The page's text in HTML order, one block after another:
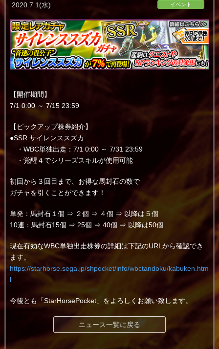
イベント
2020.7.1(水)
【開催期間】
7/1 0:00 ～ 7/15 23:59
【ピックアップ株券紹介】
●SSR サイレンススズカ
・WBC単独出走：7/1 0:00 ～ 7/31 23:59
・覚醒４でシリーズスキルが使用可能
初回から３回目まで、お得な馬封石の数で
ガチャを引くことができます！
単発：馬封石１個 ⇒ ２個 ⇒ ４個 ⇒ 以降は５個
10連：馬封石15個 ⇒ 25個 ⇒ 40個 ⇒ 以降は50個
現在有効なWBC単独出走株券の詳細は下記のURLから確認でき
ます。
https://starhorse.sega.jp/shpocket/info/wbctandoku/kabuken.htm
l
今後とも「StarHorsePocket」をよろしくお願い致します。
ニュース一覧に戻る